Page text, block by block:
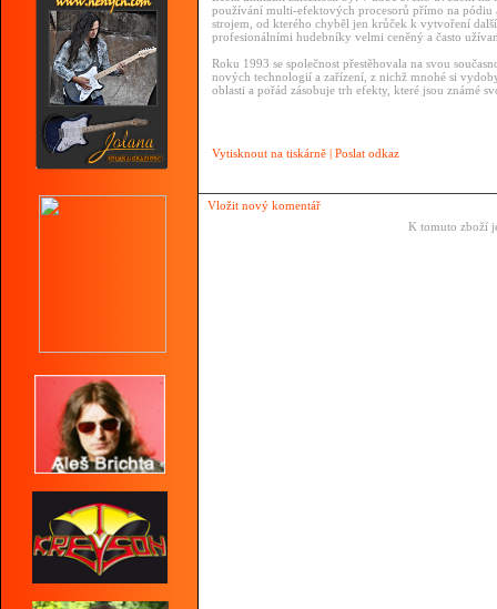
používání multi-efektových procesorů přímo na pódiu
strojem, od kterého chyběl jen krůček k vytvoření
profesionálními hudebníky velmi ceněný a často
Roku 1993 se společnost přestěhovala na svou
nových technologií a zařízení, z nichž mnohé si
oblasti a pořád zásobuje trh efekty, které jsou známé
Vytisknout na tiskárně | Poslat odkaz
Vložit nový komentář
K tomuto zboží